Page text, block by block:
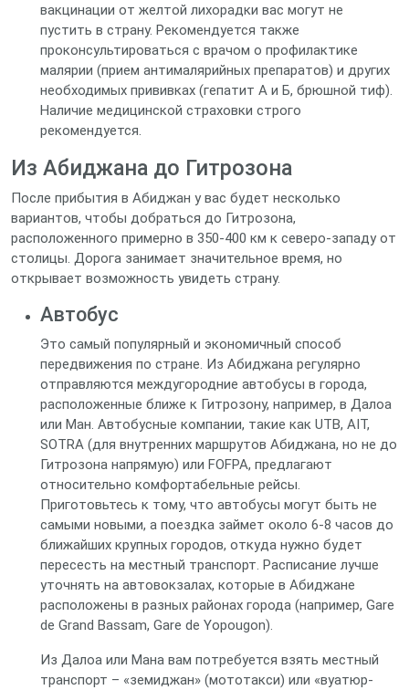
вакцинации от желтой лихорадки вас могут не
пустить в страну. Рекомендуется также
проконсультироваться с врачом о профилактике
малярии (прием антималярийных препаратов) и других
необходимых прививках (гепатит А и Б, брюшной тиф).
Наличие медицинской страховки строго
рекомендуется.
Из Абиджана до Гитрозона
После прибытия в Абиджан у вас будет несколько
вариантов, чтобы добраться до Гитрозона,
расположенного примерно в 350-400 км к северо-западу от
столицы. Дорога занимает значительное время, но
открывает возможность увидеть страну.
Автобус
Это самый популярный и экономичный способ
передвижения по стране. Из Абиджана регулярно
отправляются междугородние автобусы в города,
расположенные ближе к Гитрозону, например, в Далоа
или Ман. Автобусные компании, такие как UTB, AIT,
SOTRA (для внутренних маршрутов Абиджана, но не до
Гитрозона напрямую) или FOFPA, предлагают
относительно комфортабельные рейсы.
Приготовьтесь к тому, что автобусы могут быть не
самыми новыми, а поездка займет около 6-8 часов до
ближайших крупных городов, откуда нужно будет
пересесть на местный транспорт. Расписание лучше
уточнять на автовокзалах, которые в Абиджане
расположены в разных районах города (например, Gare
de Grand Bassam, Gare de Yopougon).
Из Далоа или Мана вам потребуется взять местный
транспорт – «земиджан» (мототакси) или «вуатюр-